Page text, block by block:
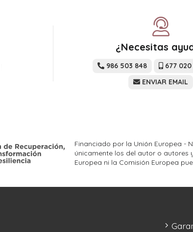
¿Necesitas
986 503 848
677
ENVIAR EMAIL
Financiado por la Unión Europea -
únicamente los del autor o autores
Europea ni la Comisión Europea